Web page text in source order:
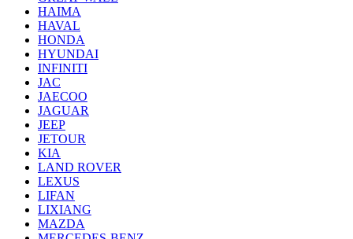
HAIMA
HAVAL
HONDA
HYUNDAI
INFINITI
JAC
JAECOO
JAGUAR
JEEP
JETOUR
KIA
LAND ROVER
LEXUS
LIFAN
LIXIANG
MAZDA